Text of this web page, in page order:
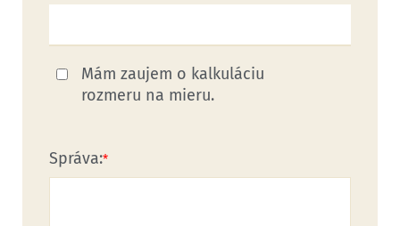
Mám zaujem o kalkuláciu
rozmeru na mieru.
Správa: